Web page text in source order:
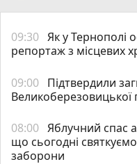
09:30 Як у Тернополі
репортаж з місцевих
09:00 Підтвердили
08:00 Яблучний спас
що сьогодні
заборони